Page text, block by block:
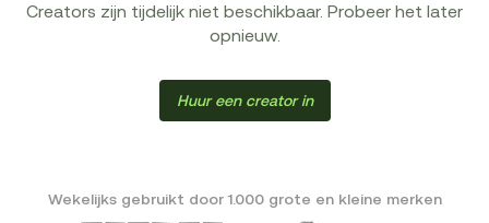
Creators zijn tijdelijk niet beschikbaar. Probeer het later
opnieuw.
Huur een creator in
Wekelijks gebruikt door 1.000 grote en kleine merken